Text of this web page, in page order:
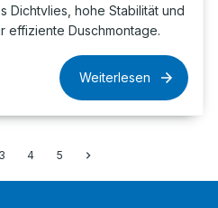
Dichtvlies, hohe Stabilität und
effiziente Duschmontage.
Weiterlesen
3 4 5